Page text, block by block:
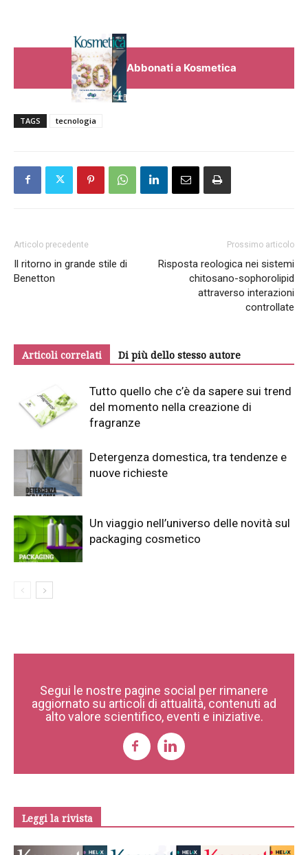
Abbonati a Kosmetica
TAGS tecnologia
Articolo precedente
Il ritorno in grande stile di
Benetton
Prossimo articolo
Risposta reologica nei sistemi
chitosano-sophorolipid
attraverso interazioni
controllate
Articoli correlati Di più dello stesso autore
Tutto quello che c’è da sapere sui trend
del momento nella creazione di
fragranze
Detergenza domestica, tra tendenze e
nuove richieste
Un viaggio nell’universo delle novità sul
packaging cosmetico
Segui le nostre pagine social per rimanere
aggiornato su articoli di attualità, contenuti ad
alto valore scientifico, eventi e iniziative.
Leggi la rivista